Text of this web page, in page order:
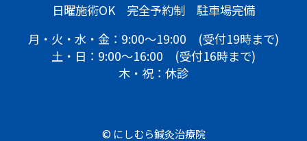
日曜施術OK 完全予約制 駐車場完備
月・火・水・金：9:00〜19:00 (受付19時まで)
土・日：9:00～16:00 (受付16時まで)
木・祝：休診
© にしむら鍼灸治療院